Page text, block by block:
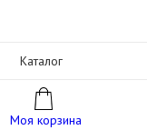
Каталог
Моя корзина